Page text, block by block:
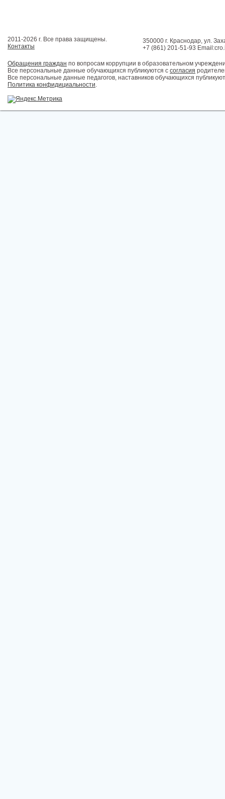
2011-2026 г. Все права защищены.
Контакты
350000 г. Краснодар, ул.
+7 (861) 201-51-93
Обращения граждан по вопросам коррупции в образовательном
Все персональные данные обучающихся публикуются с согласия
Все персональные данные педагогов, наставников обучающихся
Политика конфидициальности.